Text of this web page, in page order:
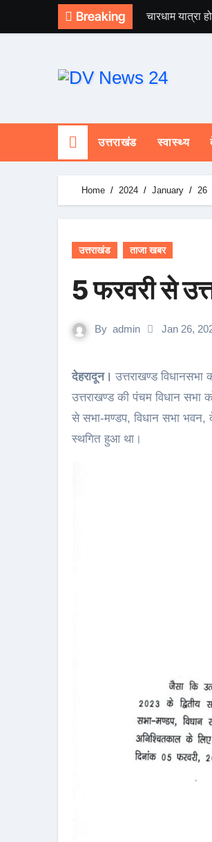
Breaking चारधाम यात्रा
उत्तराखंड स्वास्थ्य
Home 2024 January 26
उत्तराखंड ताजा खबर
5 फरवरी से
By admin Jan 26,
देहरादून। उत्तराखण्ड
उत्तराखण्ड की पंचम विधान सभा
से सभा-मण्डप, विधान सभा
स्थगित हुआ था।